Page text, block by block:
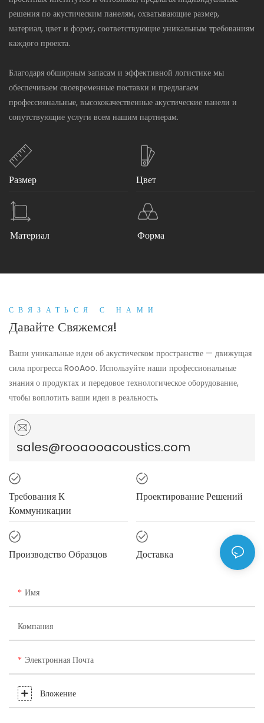
решения по акустическим панелям, охватывающие размер,
материал, цвет и форму, соответствующие уникальным требованиям
каждого проекта.
Благодаря обширным запасам и эффективной логистике мы
обеспечиваем своевременные поставки и предлагаем
профессиональные, высококачественные акустические панели и
сопутствующие услуги всем нашим партнерам.
Размер Цвет
Материал Форма
СВЯЗАТЬСЯ С НАМИ
Давайте Свяжемся!
Ваши уникальные идеи об акустическом пространстве — движущая
сила прогресса RooAoo. Используйте наши профессиональные
знания о продуктах и ​​передовое технологическое оборудование,
чтобы воплотить ваши идеи в реальность.
sales@rooaooacoustics.com
Требования К
Коммуникации
Проектирование Решений
Производство Образцов Доставка
Имя
Компания
Электронная Почта
Вложение